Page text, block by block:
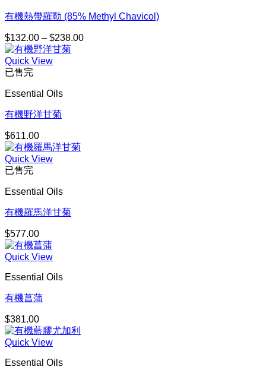
有機熱帶羅勒 (85% Methyl Chavicol)
$132.00 – $238.00價
Quick View
已售完
Essential Oils
有機野洋甘菊
$611.00
Quick View
已售完
Essential Oils
有機羅馬洋甘菊
$577.00
Quick View
Essential Oils
有機菖蒲
$381.00
Quick View
Essential Oils